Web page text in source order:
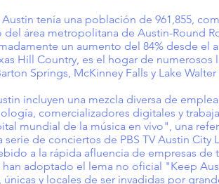
tenía una población de 961,855,
área metropolitana de Austin-Round
un aumento del 84% desde el
Hill Country, es el hogar de numerosos
Springs, McKinney Falls y Lake Walter
incluyen una mezcla diversa de
comercializadores digitales y
mundial de la música en vivo", una
serie de conciertos de PBS TV Austin
a la rápida afluencia de empresas
adoptado el lema no oficial "Keep
únicas y locales de ser invadidas por